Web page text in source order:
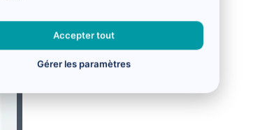
Accepter tout
Gérer les paramètres